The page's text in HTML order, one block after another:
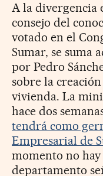
A la divergencia
consejo del
votado en el
Sumar, se suma
por Pedro
sobre la
vivienda. La
hace dos
tendrá como
Empresarial de
momento no
departamento